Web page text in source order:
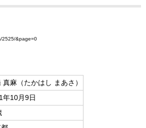
2525/&page=0
真麻（たかはし まあさ）
年10月9日